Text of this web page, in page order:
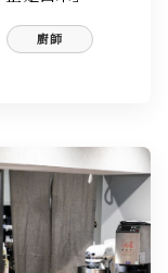
廚師